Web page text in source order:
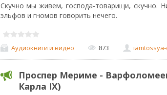
Скучно мы живем, господа-товарищи, скучно.
эльфов и гномов говорить нечего.
Аудиокниги и видео 873
Проспер Мериме -
Карла IX)